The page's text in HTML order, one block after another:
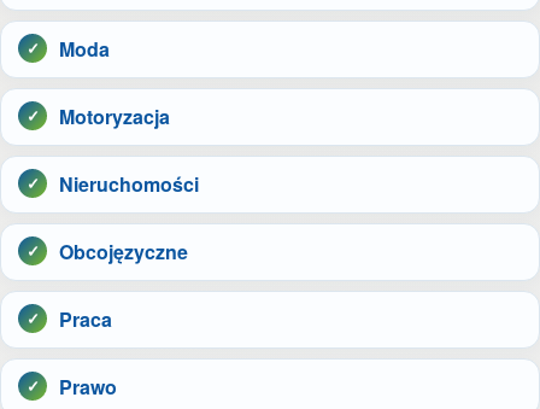
Moda
Motoryzacja
Nieruchomości
Obcojęzyczne
Praca
Prawo